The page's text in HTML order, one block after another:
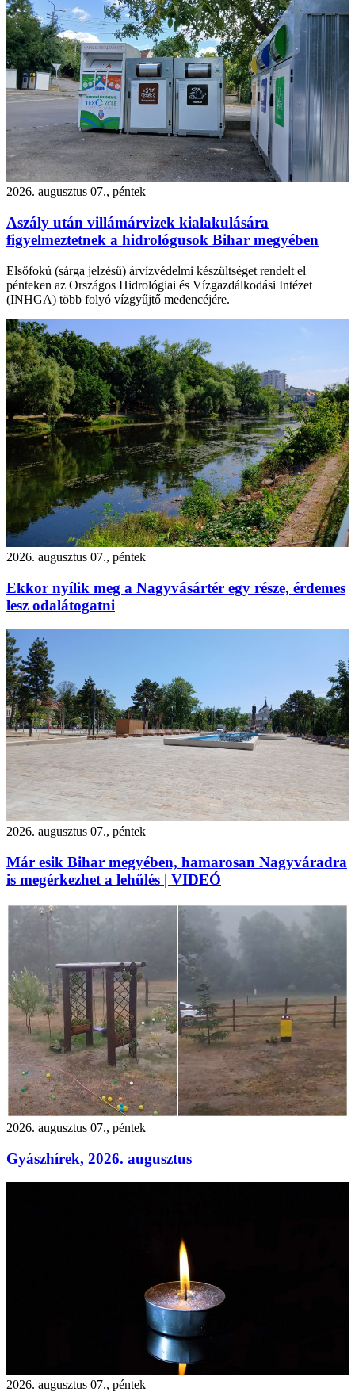
2026. augusztus 07., péntek
Aszály után villámárvizek kialakulására
figyelmeztetnek a hidrológusok Bihar megyében
Elsőfokú (sárga jelzésű) árvízvédelmi készültséget rendelt el
pénteken az Országos Hidrológiai és Vízgazdálkodási Intézet
(INHGA) több folyó vízgyűjtő medencéjére.
2026. augusztus 07., péntek
Ekkor nyílik meg a Nagyvásártér egy része, érdemes
lesz odalátogatni
2026. augusztus 07., péntek
Már esik Bihar megyében, hamarosan Nagyváradra
is megérkezhet a lehűlés | VIDEÓ
2026. augusztus 07., péntek
Gyászhírek, 2026. augusztus
2026. augusztus 07., péntek